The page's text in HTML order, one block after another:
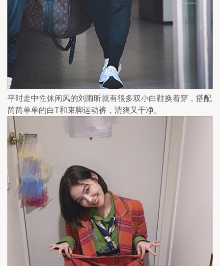
平时走中性休闲风的刘雨昕就有很多双小白鞋换着穿，搭配
简简单单的白T和束脚运动裤，清爽又干净。